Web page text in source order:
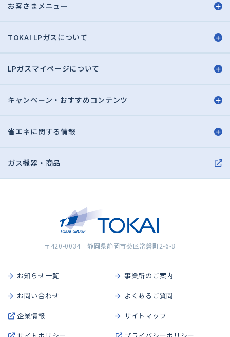
お客さまメニュー
TOKAI LPガスについて
LPガスマイページについて
キャンペーン・おすすめコンテンツ
省エネに関する情報
ガス機器・商品
〒420-0034 静岡県静岡市葵区常磐町2-6-8
お知らせ一覧 事業所のご案内
お問い合わせ よくあるご質問
企業情報 サイトマップ